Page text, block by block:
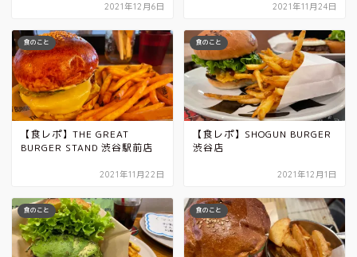
2021年12月6日 2021年11月24日
食のこと
【食レポ】THE GREAT
BURGER STAND 渋谷駅前店
2021年11月22日
食のこと
【食レポ】SHOGUN BURGER
渋谷店
2021年12月1日
食のこと 食のこと